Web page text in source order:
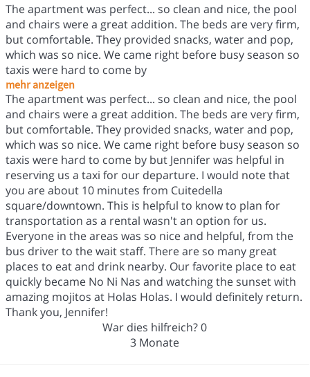
The apartment was perfect... so clean and nice, the pool
and chairs were a great addition. The beds are very firm,
but comfortable. They provided snacks, water and pop,
which was so nice. We came right before busy season so
taxis were hard to come by
mehr anzeigen
The apartment was perfect... so clean and nice, the pool
and chairs were a great addition. The beds are very firm,
but comfortable. They provided snacks, water and pop,
which was so nice. We came right before busy season so
taxis were hard to come by but Jennifer was helpful in
reserving us a taxi for our departure. I would note that
you are about 10 minutes from Cuitedella
square/downtown. This is helpful to know to plan for
transportation as a rental wasn't an option for us.
Everyone in the areas was so nice and helpful, from the
bus driver to the wait staff. There are so many great
places to eat and drink nearby. Our favorite place to eat
quickly became No Ni Nas and watching the sunset with
amazing mojitos at Holas Holas. I would definitely return.
Thank you, Jennifer!
War dies hilfreich?0
3 Monate